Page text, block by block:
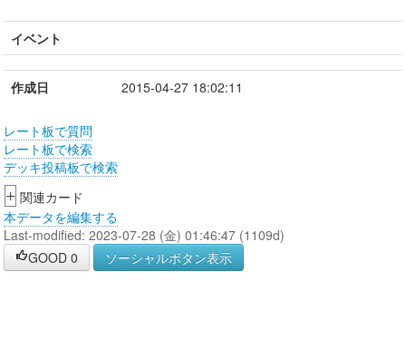
イベント
作成日 2015-04-27 18:02:11
レート板で質問
レート板で検索
デッキ投稿板で検索
+ 関連カード
本データを編集する
Last-modified: 2023-07-28 (金) 01:46:47 (1109d)
GOOD 0 ソーシャルボタン表示